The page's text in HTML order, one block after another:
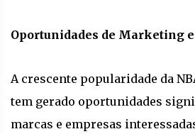
Oportunidades de Marketing
A crescente popularidade da
tem gerado oportunidades
marcas e empresas